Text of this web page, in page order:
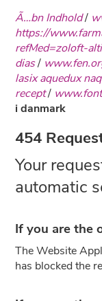
Ã…bn Indhold/
https://
refMed=zoloft-
dias/
lasix aquedux
recept/
i danmark
454
Your
automatic
If you are the
The Website
has blocked the